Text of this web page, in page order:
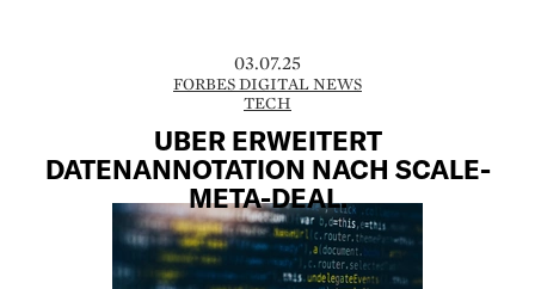
03.07.25
FORBES DIGITAL NEWS
TECH
UBER ERWEITERT
DATENANNOTATION NACH SCALE-
META-DEAL.